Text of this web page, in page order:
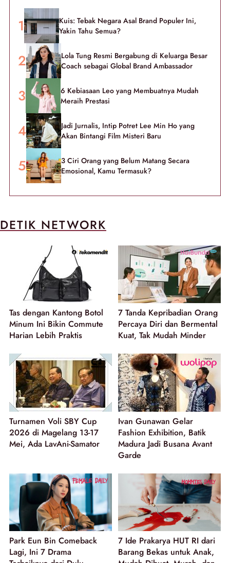
Kuis: Tebak Negara Asal Brand Populer Ini,
Yakin Tahu Semua?
Lola Tung Resmi Bergabung di Keluarga Besar
Coach sebagai Global Brand Ambassador
6 Kebiasaan Leo yang Membuatnya Mudah
Meraih Prestasi
Jadi Jurnalis, Intip Potret Lee Min Ho yang
Akan Bintangi Film Misteri Baru
3 Ciri Orang yang Belum Matang Secara
Emosional, Kamu Termasuk?
DETIK NETWORK
Tas dengan Kantong Botol
Minum Ini Bikin Commute
Harian Lebih Praktis
7 Tanda Kepribadian Orang
Percaya Diri dan Bermental
Kuat, Tak Mudah Minder
Turnamen Voli SBY Cup
2026 di Magelang 13-17
Mei, Ada LavAni-Samator
Ivan Gunawan Gelar
Fashion Exhibition, Batik
Madura Jadi Busana Avant
Garde
Park Eun Bin Comeback
Lagi, Ini 7 Drama
7 Ide Prakarya HUT RI dari
Barang Bekas untuk Anak,